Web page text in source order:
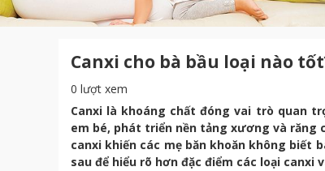
Canxi cho bà bầu loại nào
0 lượt xem
Canxi là khoáng chất đóng vai trò quan
em bé, phát triển nền tảng xương và
canxi khiến các mẹ băn khoăn không biết
sau để hiểu rõ hơn đặc điểm các loại